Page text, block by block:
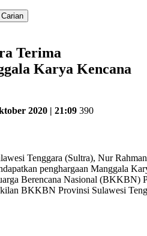
Terima
Karya Kencana
2020 | 21:09 390
Tenggara (Sultra), Nur
penghargaan Manggala
Berencana Nasional (BKKBN)
BKKBN Provinsi Sulawesi